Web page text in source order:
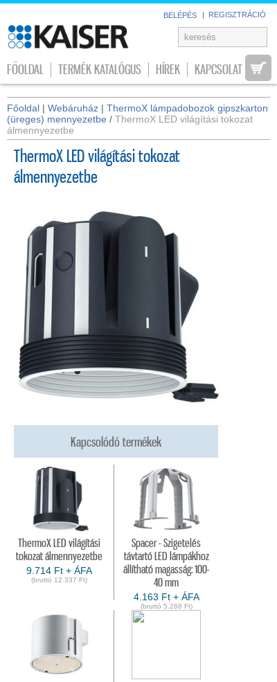
BELÉPÉS | REGISZTRÁCIÓ
FŐOLDAL TERMÉK KATALÓGUS HÍREK KAPCSOLAT
Főoldal | Webáruház | ThermoX lámpadobozok gipszkarton
(üreges) mennyezetbe / ThermoX LED világítási tokozat
álmennyezetbe
ThermoX LED világítási tokozat
álmennyezetbe
Kapcsolódó termékek
ThermoX LED világítási
tokozat álmennyezetbe
9.714 Ft + ÁFA
(bruttó 12.337 Ft)
Spacer - Szigetelés
távtartó LED lámpákhoz
állítható magasság: 100-
40 mm
4.163 Ft + ÁFA
(bruttó 5.288 Ft)